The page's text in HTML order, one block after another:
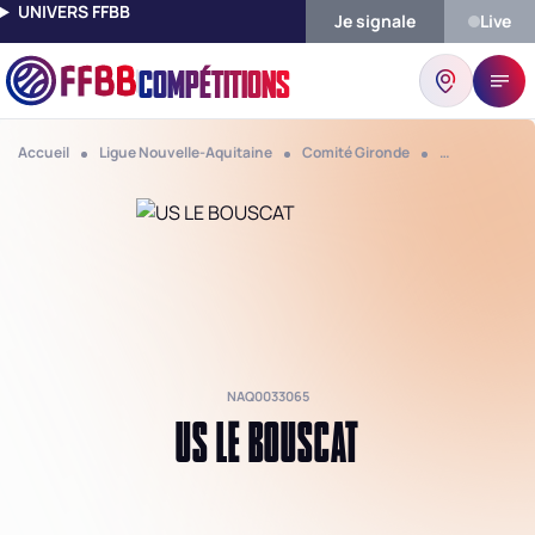
UNIVERS FFBB Je signale Live
COMPÉTITIONS
Accueil Ligue Nouvelle-Aquitaine Comité Gironde Club Us Le
NAQ0033065
US LE BOUSCAT